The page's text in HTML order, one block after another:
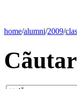
home/alumni/2009/